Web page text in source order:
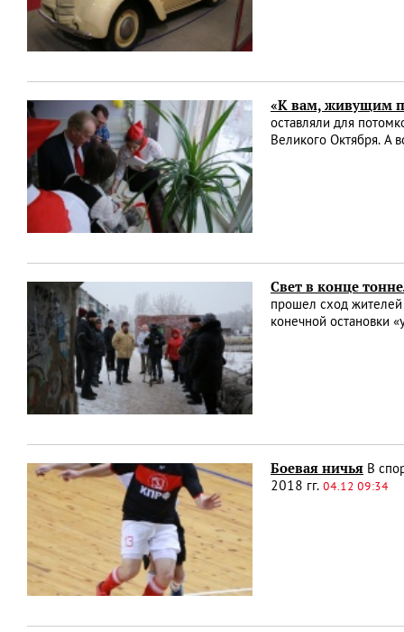
«К вам, живущим
оставляли для
Великого Октября. А
Свет в конце
прошел сход жителей
конечной остановки
Боевая ничья В
2018 гг. 04.12 09:34